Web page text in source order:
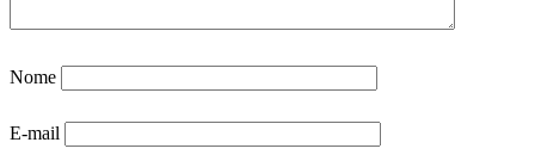
Nome
E-mail